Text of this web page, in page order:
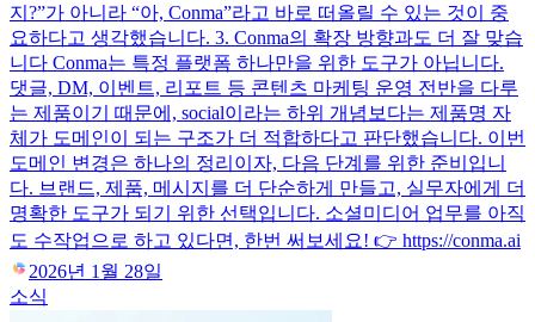
지?”가 아니라 “아, Conma”라고 바로 떠올릴 수 있는 것이 중
요하다고 생각했습니다. 3. Conma의 확장 방향과도 더 잘 맞습
니다 Conma는 특정 플랫폼 하나만을 위한 도구가 아닙니다.
댓글, DM, 이벤트, 리포트 등 콘텐츠 마케팅 운영 전반을 다루
는 제품이기 때문에, social이라는 하위 개념보다는 제품명 자
체가 도메인이 되는 구조가 더 적합하다고 판단했습니다. 이번
도메인 변경은 하나의 정리이자, 다음 단계를 위한 준비입니
다. 브랜드, 제품, 메시지를 더 단순하게 만들고, 실무자에게 더
명확한 도구가 되기 위한 선택입니다. 소셜미디어 업무를 아직
도 수작업으로 하고 있다면, 한번 써보세요! 👉 https://conma.ai
2026년 1월 28일
소식